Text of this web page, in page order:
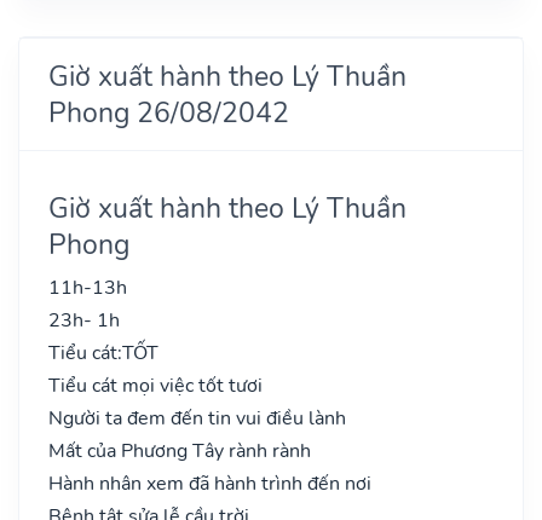
Giờ xuất hành theo Lý Thuần
Phong 26/08/2042
Giờ xuất hành theo Lý Thuần
Phong
11h-13h
23h- 1h
Tiểu cát:TỐT
Tiểu cát mọi việc tốt tươi
Người ta đem đến tin vui điều lành
Mất của Phương Tây rành rành
Hành nhân xem đã hành trình đến nơi